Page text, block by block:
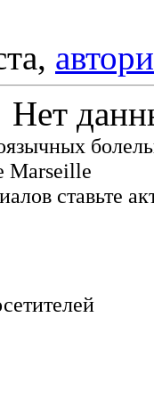
Нет
Marseille
ставьте